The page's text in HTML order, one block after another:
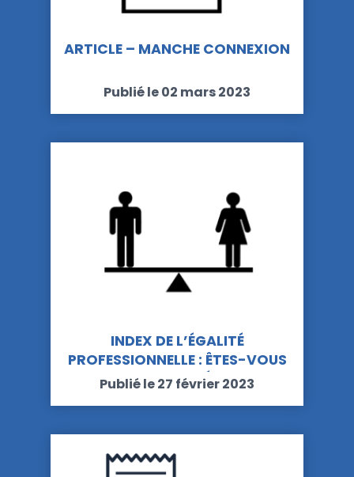
ARTICLE – MANCHE CONNEXION
Publié le 02 mars 2023
INDEX DE L’ÉGALITÉ
PROFESSIONNELLE : ÊTES-VOUS
CONCERNÉ ?
Publié le 27 février 2023